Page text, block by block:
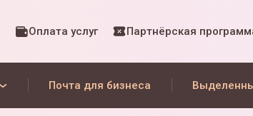
Оплата услуг Партнёрская
Почта для бизнеса